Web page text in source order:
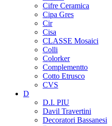
Cifre Ceramica
Cipa Gres
Cir
Cisa
CLASSE Mosaici
Colli
Colorker
Complementto
Cotto Etrusco
CVS
D
D.I. PIU
Davil Travertini
Decoratori Bassanesi